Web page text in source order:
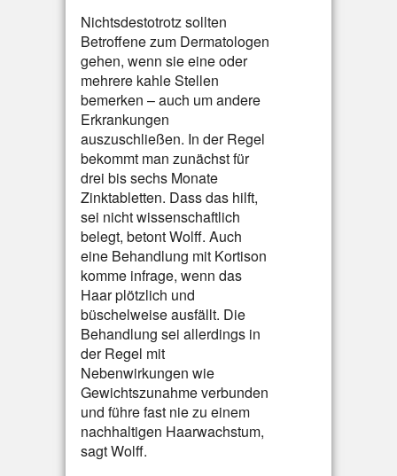
Nichtsdestotrotz sollten
Betroffene zum Dermatologen
gehen, wenn sie eine oder
mehrere kahle Stellen
bemerken – auch um andere
Erkrankungen
auszuschließen. In der Regel
bekommt man zunächst für
drei bis sechs Monate
Zinktabletten. Dass das hilft,
sei nicht wissenschaftlich
belegt, betont Wolff. Auch
eine Behandlung mit Kortison
komme infrage, wenn das
Haar plötzlich und
büschelweise ausfällt. Die
Behandlung sei allerdings in
der Regel mit
Nebenwirkungen wie
Gewichtszunahme verbunden
und führe fast nie zu einem
nachhaltigen Haarwachstum,
sagt Wolff.